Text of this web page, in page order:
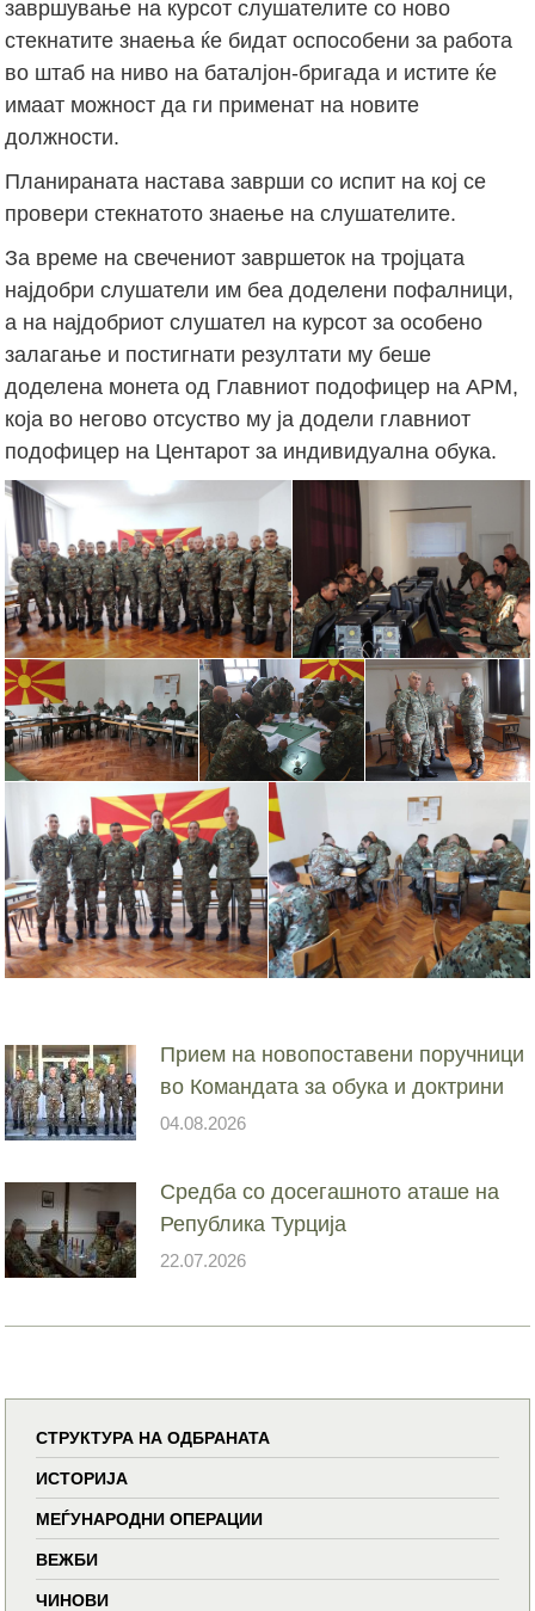
завршување на курсот слушателите со ново
стекнатите знаења ќе бидат оспособени за работа
во штаб на ниво на баталјон-бригада и истите ќе
имаат можност да ги применат на новите
должности.
Планираната настава заврши со испит на кој се
провери стекнатото знаење на слушателите.
За време на свечениот завршеток на тројцата
најдобри слушатели им беа доделени пофалници,
а на најдобриот слушател на курсот за особено
залагање и постигнати резултати му беше
доделена монета од Главниот подофицер на АРМ,
која во негово отсуство му ја додели главниот
подофицер на Центарот за индивидуална обука.
Прием на новопоставени поручници
во Командата за обука и доктрини
04.08.2026
Средба со досегашното аташе на
Република Турција
22.07.2026
СТРУКТУРА НА ОДБРАНАТА
ИСТОРИЈА
МЕЃУНАРОДНИ ОПЕРАЦИИ
ВЕЖБИ
ЧИНОВИ